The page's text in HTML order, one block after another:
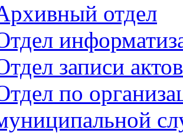
отдел
записи
по